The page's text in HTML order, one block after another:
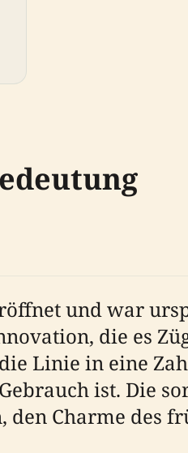
und war
die es
Linie in eine
ist. Die
Charme des